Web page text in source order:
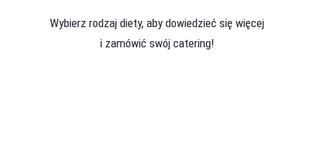
Wybierz rodzaj diety, aby dowiedzieć się więcej
i zamówić swój catering!